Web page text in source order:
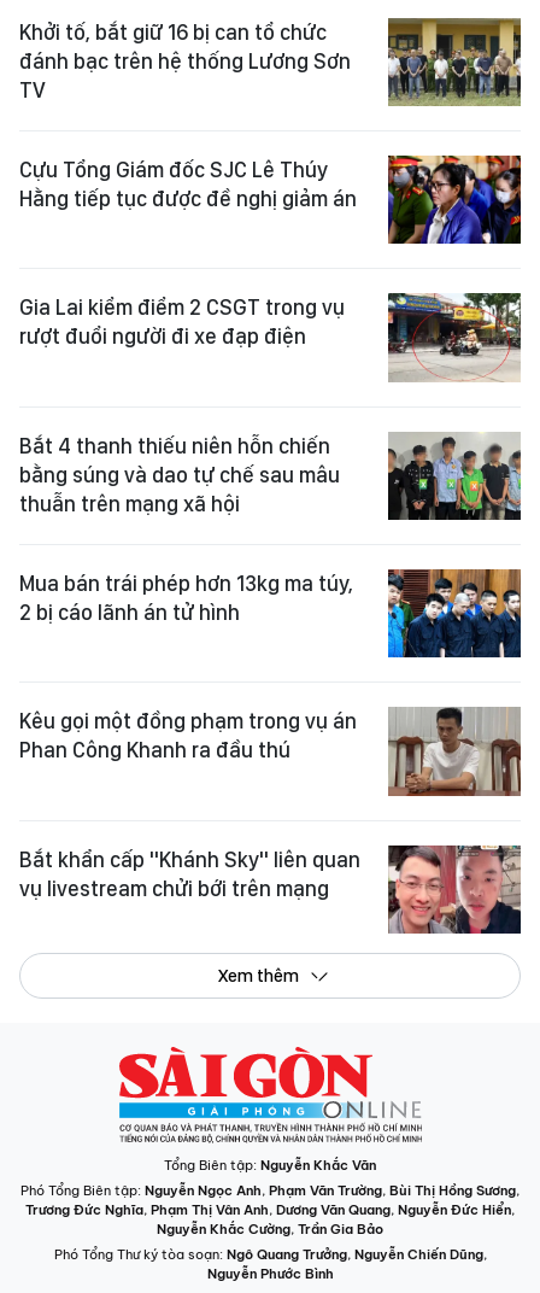
Khởi tố, bắt giữ 16 bị can tổ chức
đánh bạc trên hệ thống Lương Sơn
TV
Cựu Tổng Giám đốc SJC Lê Thúy
Hằng tiếp tục được đề nghị giảm án
Gia Lai kiểm điểm 2 CSGT trong vụ
rượt đuổi người đi xe đạp điện
Bắt 4 thanh thiếu niên hỗn chiến
bằng súng và dao tự chế sau mâu
thuẫn trên mạng xã hội
Mua bán trái phép hơn 13kg ma túy,
2 bị cáo lãnh án tử hình
Kêu gọi một đồng phạm trong vụ án
Phan Công Khanh ra đầu thú
Bắt khẩn cấp "Khánh Sky" liên quan
vụ livestream chửi bới trên mạng
Xem thêm
Tổng Biên tập: Nguyễn Khắc Văn
Phó Tổng Biên tập: Nguyễn Ngọc Anh, Phạm Văn Trường, Bùi Thị Hồng Sương,
Trương Đức Nghĩa, Phạm Thị Vân Anh, Dương Văn Quang, Nguyễn Đức Hiển,
Nguyễn Khắc Cường, Trần Gia Bảo
Phó Tổng Thư ký tòa soạn: Ngô Quang Trưởng, Nguyễn Chiến Dũng,
Nguyễn Phước Bình